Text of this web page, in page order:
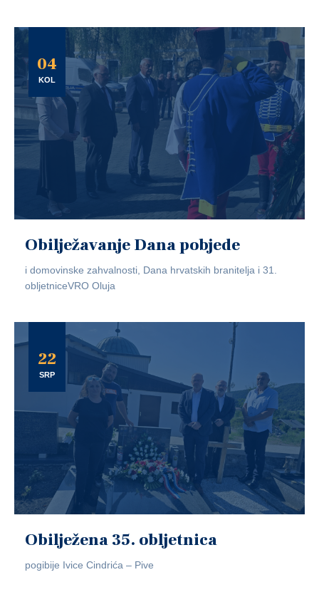
04
KOL
Obilježavanje Dana pobjede
i domovinske zahvalnosti, Dana hrvatskih branitelja i 31.
obljetniceVRO Oluja
22
SRP
Obilježena 35. obljetnica
pogibije Ivice Cindrića – Pive